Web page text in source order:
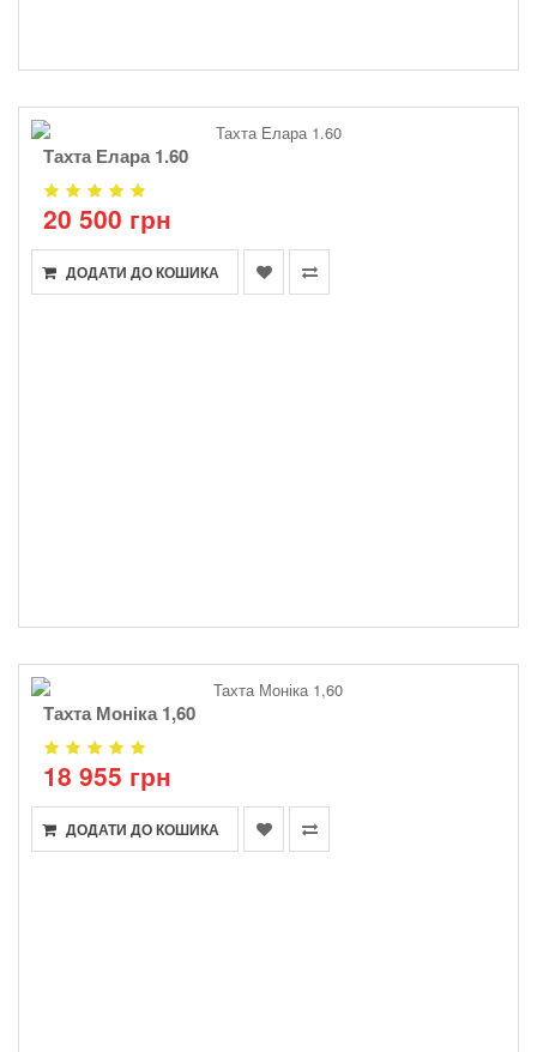
Тахта Елара 1.60
20 500 грн
ДОДАТИ ДО КОШИКА
Тахта Моніка 1,60
18 955 грн
ДОДАТИ ДО КОШИКА